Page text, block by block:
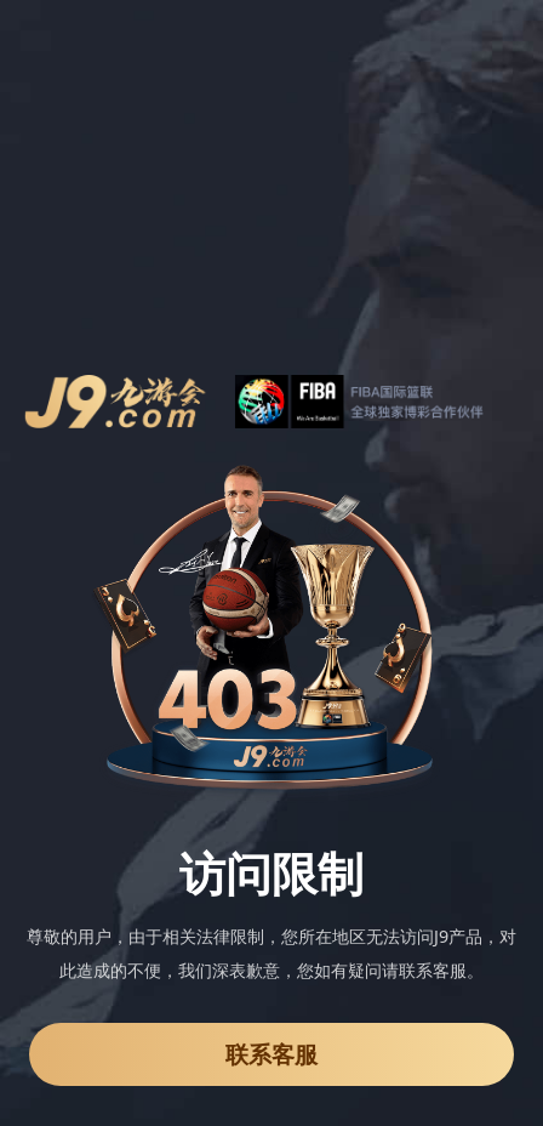
访问限制
尊敬的用户，由于相关法律限制，您所在地区无法访问J9产品，对
此造成的不便，我们深表歉意，您如有疑问请联系客服。
联系客服